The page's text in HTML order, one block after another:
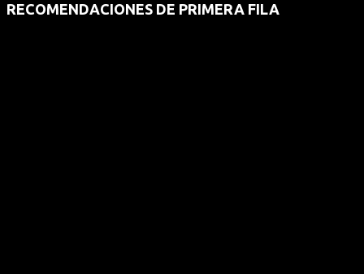
RECOMENDACIONES DE PRIMERA FILA